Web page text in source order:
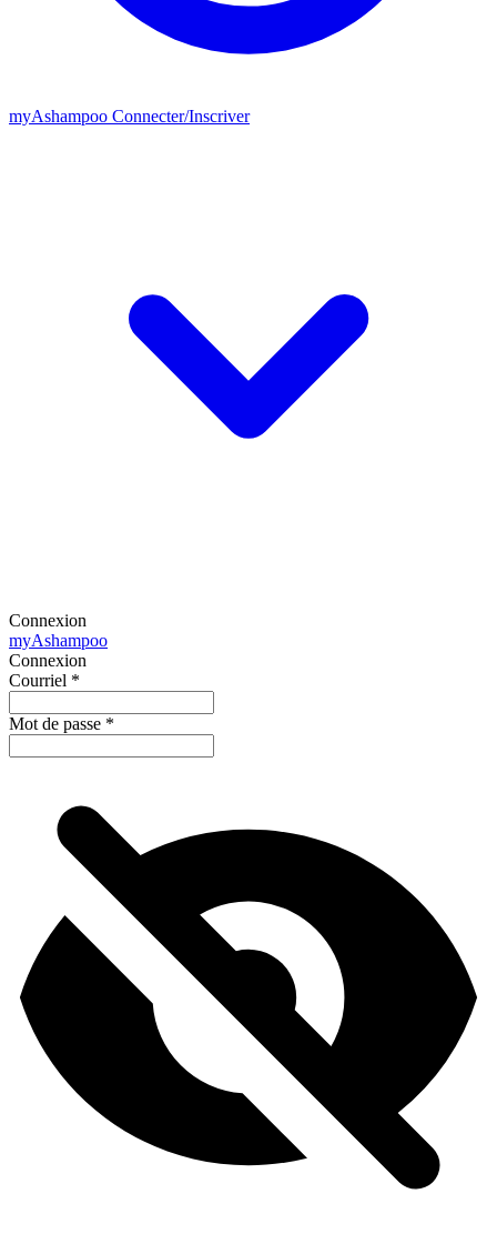
myAshampoo Connecter/Inscriver
Connexion
myAshampoo
Connexion
Courriel *
Mot de passe *